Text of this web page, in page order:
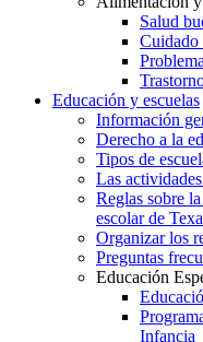
Salud
Cuidado
Educación y escuelas
Información
Derecho a la
Tipos de
Las
Reglas sobre
escolar de
Organizar los
Preguntas
Educación
Infancia